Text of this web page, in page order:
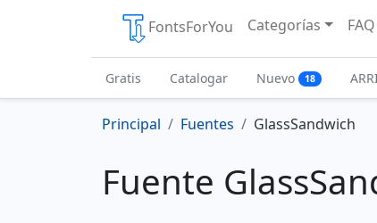
FontsForYou Categorías FAQ
Gratis Catalogar Nuevo 18
Principal Fuentes GlassSandwich
Fuente